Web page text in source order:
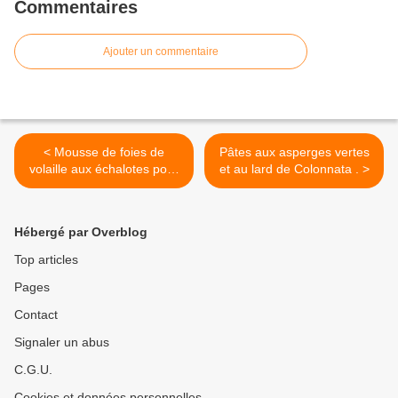
Commentaires
Ajouter un commentaire
< Mousse de foies de
volaille aux échalotes pour
apéro dinatoire .
Pâtes aux asperges vertes
et au lard de Colonnata . >
Hébergé par Overblog
Top articles
Pages
Contact
Signaler un abus
C.G.U.